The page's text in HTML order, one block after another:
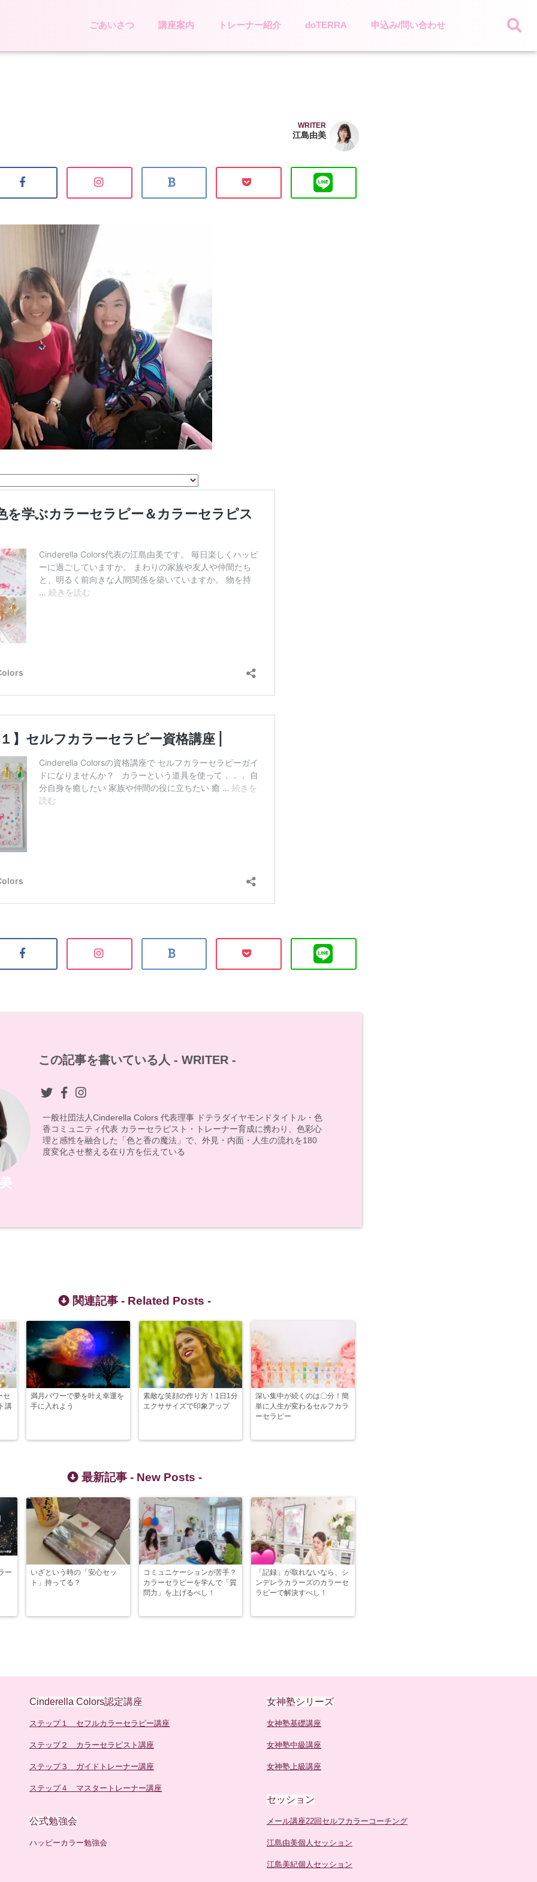
ごあいさつ 講座案内 トレーナー紹介 doTERRA 申込み/問い合わせ
WRITER
江島由美
この記事を書いている人 - WRITER -
一般社団法人Cinderella Colors 代表理事 ドテラダイヤモンドタイトル・色
香コミュニティ代表 カラーセラピスト・トレーナー育成に携わり、色彩心
理と感性を融合した「色と香の魔法」で、外見・内面・人生の流れを180
度変化させ整える在り方を伝えている
関連記事 - Related Posts -
セ
講
満月パワーで夢を叶え幸運を
手に入れよう
素敵な笑顔の作り方！1日1分
エクササイズで印象アップ
深い集中が続くのは〇分！簡
単に人生が変わるセルフカラ
ーセラピー
最新記事 - New Posts -
ー
いざという時の「安心セッ
ト」持ってる？
コミュニケーションが苦手？
カラーセラピーを学んで「質
問力」を上げるべし！
「記録」が取れないなら、シ
ンデレラカラーズのカラーセ
ラピーで解決すべし！
Cinderella Colors認定講座
ステップ１ セフルカラーセラピー講座
ステップ２ カラーセラピスト講座
ステップ３ ガイドトレーナー講座
ステップ４ マスタートレーナー講座
公式勉強会
ハッピーカラー勉強会
女神塾シリーズ
女神塾基礎講座
女神塾中級講座
女神塾上級講座
セッション
メール講座22回セルフカラーコーチング
江島由美個人セッション
江島美紀個人セッション